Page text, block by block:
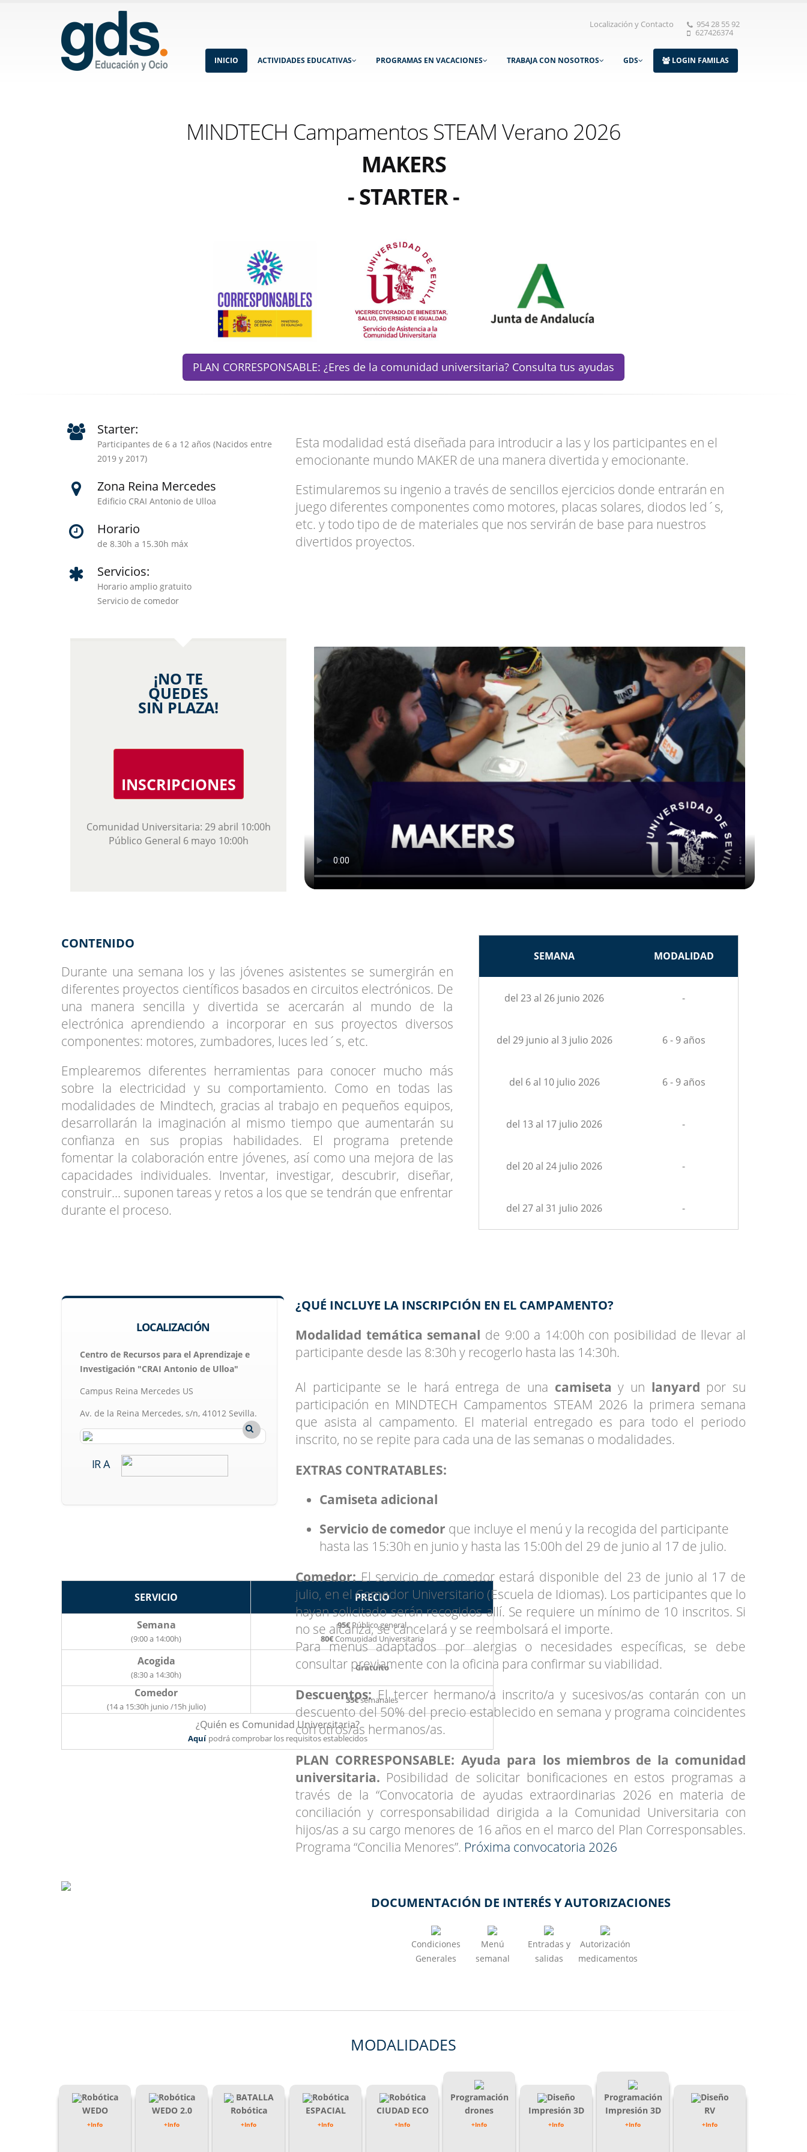
Localización y Contacto
954 28 55 92
627426374
INICIO ACTIVIDADES EDUCATIVAS PROGRAMAS EN VACACIONES TRABAJA CON NOSOTROS GDS LOGIN FAMILAS
MINDTECH Campamentos STEAM Verano 2026
MAKERS
- STARTER -
PLAN CORRESPONSABLE: ¿Eres de la comunidad universitaria? Consulta tus ayudas
Starter:
Participantes de 6 a 12 años (Nacidos entre
2019 y 2017)
Zona Reina Mercedes
Edificio CRAI Antonio de Ulloa
Horario
de 8.30h a 15.30h máx
Servicios:
Horario amplio gratuito
Servicio de comedor
Esta modalidad está diseñada para introducir a las y los participantes en el
emocionante mundo MAKER de una manera divertida y emocionante.
Estimularemos su ingenio a través de sencillos ejercicios donde entrarán en
juego diferentes componentes como motores, placas solares, diodos led´s,
etc. y todo tipo de de materiales que nos servirán de base para nuestros
divertidos proyectos.
¡NO TE
QUEDES
SIN PLAZA!
INSCRIPCIONES
Comunidad Universitaria: 29 abril 10:00h
Público General 6 mayo 10:00h
CONTENIDO
Durante una semana los y las jóvenes asistentes se sumergirán en
diferentes proyectos científicos basados en circuitos electrónicos. De
una manera sencilla y divertida se acercarán al mundo de la
electrónica aprendiendo a incorporar en sus proyectos diversos
componentes: motores, zumbadores, luces led´s, etc.
Emplearemos diferentes herramientas para conocer mucho más
sobre la electricidad y su comportamiento. Como en todas las
modalidades de Mindtech, gracias al trabajo en pequeños equipos,
desarrollarán la imaginación al mismo tiempo que aumentarán su
confianza en sus propias habilidades. El programa pretende
fomentar la colaboración entre jóvenes, así como una mejora de las
capacidades individuales. Inventar, investigar, descubrir, diseñar,
construir... suponen tareas y retos a los que se tendrán que enfrentar
durante el proceso.
SEMANA MODALIDAD
del 23 al 26 junio 2026 -
del 29 junio al 3 julio 2026 6 - 9 años
del 6 al 10 julio 2026 6 - 9 años
del 13 al 17 julio 2026 -
del 20 al 24 julio 2026 -
del 27 al 31 julio 2026 -
LOCALIZACIÓN
Centro de Recursos para el Aprendizaje e
Investigación "CRAI Antonio de Ulloa"
Campus Reina Mercedes US
Av. de la Reina Mercedes, s/n, 41012 Sevilla.
IR A
¿QUÉ INCLUYE LA INSCRIPCIÓN EN EL CAMPAMENTO?
Modalidad temática semanal de 9:00 a 14:00h con posibilidad de llevar al
participante desde las 8:30h y recogerlo hasta las 14:30h.
Al participante se le hará entrega de una camisetay un lanyard por su
participación en MINDTECH Campamentos STEAM 2026 la primera semana
que asista al campamento. El material entregado es para todo el periodo
inscrito, no se repite para cada una de las semanas o modalidades.
EXTRAS CONTRATABLES:
Camiseta adicional
Servicio de comedor que incluye el menú y la recogida del participante
hasta las 15:30h en junio y hasta las 15:00h del 29 de junio al 17 de julio.
SERVICIO PRECIO
Semana
(9:00 a 14:00h)
95€ Público general
80€Comunidad Universitaria
Acogida
(8:30 a 14:30h)
Gratuito
Comedor
(14 a 15:30h junio /15h julio)
35€semanales
¿Quién es Comunidad Universitaria?
Aquí podrá comprobar los requisitos establecidos
Comedor:El servicio de comedor estará disponible del 23 de junio al 17 de
julio, en el Comedor Universitario (Escuela de Idiomas). Los participantes que lo
hayan solicitado serán recogidos allí. Se requiere un mínimo de 10 inscritos. Si
no se alcanza, se cancelará y se reembolsará el importe.
Para menús adaptados por alergias o necesidades específicas, se debe
consultar previamente con la oficina para confirmar su viabilidad.
Descuentos:El tercer hermano/a inscrito/a y sucesivos/as contarán con un
descuento del 50% del precio establecido en semana y programa coincidentes
con otros/as hermanos/as.
PLAN CORRESPONSABLE: Ayuda para los miembros de la comunidad
universitaria. Posibilidad de solicitar bonificaciones en estos programas a
través de la “Convocatoria de ayudas extraordinarias 2026 en materia de
conciliación y corresponsabilidad dirigida a la Comunidad Universitaria con
hijos/as a su cargo menores de 16 años en el marco del Plan Corresponsables.
Programa “Concilia Menores”. Próxima convocatoria 2026
DOCUMENTACIÓN DE INTERÉS Y AUTORIZACIONES
Condiciones
Generales
Menú
semanal
Entradas y
salidas
Autorización
medicamentos
MODALIDADES
Robótica
WEDO
+Info
Robótica
WEDO 2.0
+Info
BATALLA
Robótica
+Info
Robótica
ESPACIAL
+Info
Robótica
CIUDAD ECO
+Info
Programación
drones
+Info
Diseño
Impresión 3D
+Info
Programación
Impresión 3D
+Info
Diseño
RV
+Info